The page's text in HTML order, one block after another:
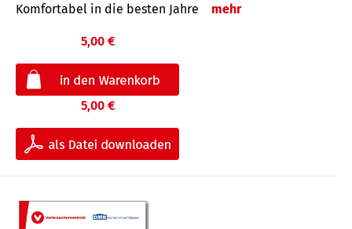
Komfortabel in die besten Jahre mehr
5,00 €
5,00 €